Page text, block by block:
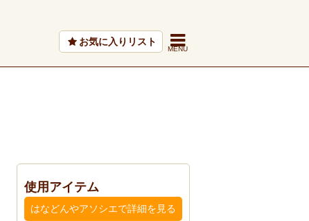
お気に入りリスト
使用アイテム
はなどんやアソシエで詳細を見る